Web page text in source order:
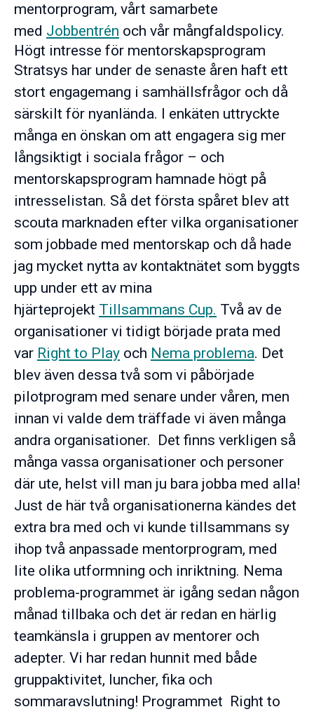
mentorprogram, vårt samarbete
med Jobbentrén och vår mångfaldspolicy.
Högt intresse för mentorskapsprogram
Stratsys har under de senaste åren haft ett
stort engagemang i samhällsfrågor och då
särskilt för nyanlända. I enkäten uttryckte
många en önskan om att engagera sig mer
långsiktigt i sociala frågor – och
mentorskapsprogram hamnade högt på
intresselistan. Så det första spåret blev att
scouta marknaden efter vilka organisationer
som jobbade med mentorskap och då hade
jag mycket nytta av kontaktnätet som byggts
upp under ett av mina
hjärteprojekt Tillsammans Cup. Två av de
organisationer vi tidigt började prata med
var Right to Play och Nema problema. Det
blev även dessa två som vi påbörjade
pilotprogram med senare under våren, men
innan vi valde dem träffade vi även många
andra organisationer. Det finns verkligen så
många vassa organisationer och personer
där ute, helst vill man ju bara jobba med alla!
Just de här två organisationerna kändes det
extra bra med och vi kunde tillsammans sy
ihop två anpassade mentorprogram, med
lite olika utformning och inriktning. Nema
problema-programmet är igång sedan någon
månad tillbaka och det är redan en härlig
teamkänsla i gruppen av mentorer och
adepter. Vi har redan hunnit med både
gruppaktivitet, luncher, fika och
sommaravslutning! Programmet Right to